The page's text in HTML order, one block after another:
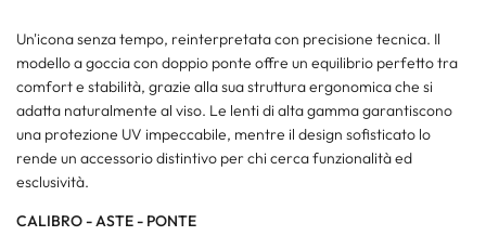
Un'icona senza tempo, reinterpretata con precisione tecnica. Il
modello a goccia con doppio ponte offre un equilibrio perfetto tra
comfort e stabilità, grazie alla sua struttura ergonomica che si
adatta naturalmente al viso. Le lenti di alta gamma garantiscono
una protezione UV impeccabile, mentre il design sofisticato lo
rende un accessorio distintivo per chi cerca funzionalità ed
esclusività.
CALIBRO - ASTE - PONTE